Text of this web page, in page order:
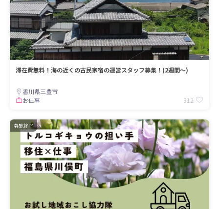
滞在費無料！海の近くの古民家宿の運営スタッフ募集！(2週間～)
香川県三豊市
お仕事
312
募集終了